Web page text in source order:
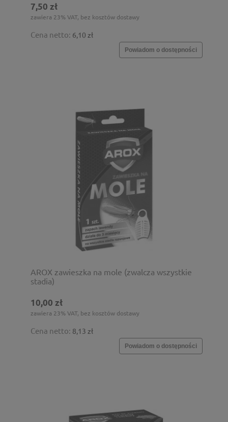
7,50 zł
zawiera 23% VAT, bez kosztów dostawy
Cena netto: 6,10 zł
Powiadom o dostępności
AROX zawieszka na mole (zwalcza wszystkie
stadia)
10,00 zł
zawiera 23% VAT, bez kosztów dostawy
Cena netto: 8,13 zł
Powiadom o dostępności